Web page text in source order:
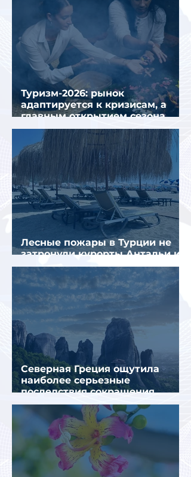
Туризм-2026: рынок
адаптируется к кризисам, а
главным открытием сезона
стал Вьетнам
Лесные пожары в Турции не
затронули курорты Антальи и
Муглы
Северная Греция ощутила
наиболее серьезные
последствия сокращения
турпотока из России